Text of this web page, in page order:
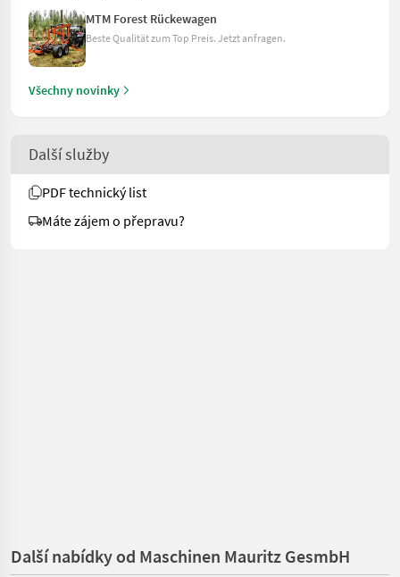
MTM Forest Rückewagen
Beste Qualität zum Top Preis. Jetzt anfragen.
Všechny novinky
Další služby
PDF technický list
Máte zájem o přepravu?
Další nabídky od Maschinen Mauritz GesmbH